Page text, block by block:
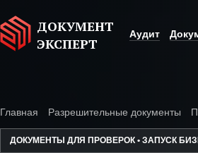
ДОКУМЕНТ
ЭКСПЕРТ
Аудит
Главная Разрешительные документы
ДОКУМЕНТЫ ДЛЯ ПРОВЕРОК • ЗАПУСК